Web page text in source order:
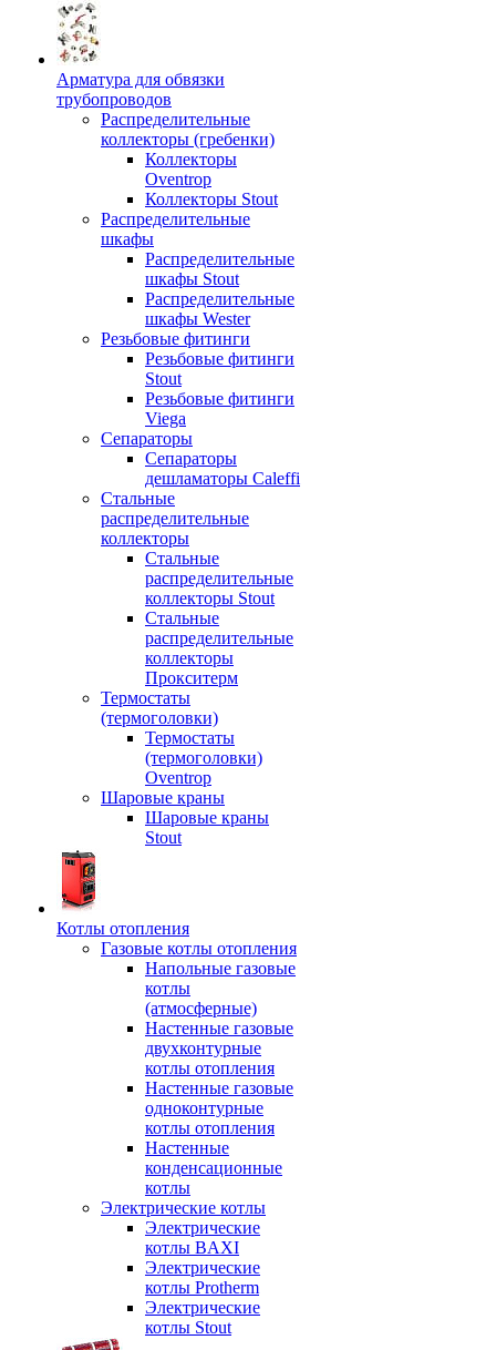
Арматура для обвязки
трубопроводов
Распределительные
коллекторы (гребенки)
Коллекторы
Oventrop
Коллекторы Stout
Распределительные
шкафы
Распределительные
шкафы Stout
Распределительные
шкафы Wester
Резьбовые фитинги
Резьбовые фитинги
Stout
Резьбовые фитинги
Viega
Сепараторы
Сепараторы
дешламаторы Caleffi
Стальные
распределительные
коллекторы
Стальные
распределительные
коллекторы Stout
Стальные
распределительные
коллекторы
Прокситерм
Термостаты
(термоголовки)
Термостаты
(термоголовки)
Oventrop
Шаровые краны
Шаровые краны
Stout
Котлы отопления
Газовые котлы отопления
Напольные газовые
котлы
(атмосферные)
Настенные газовые
двухконтурные
котлы отопления
Настенные газовые
одноконтурные
котлы отопления
Настенные
конденсационные
котлы
Электрические котлы
Электрические
котлы BAXI
Электрические
котлы Protherm
Электрические
котлы Stout